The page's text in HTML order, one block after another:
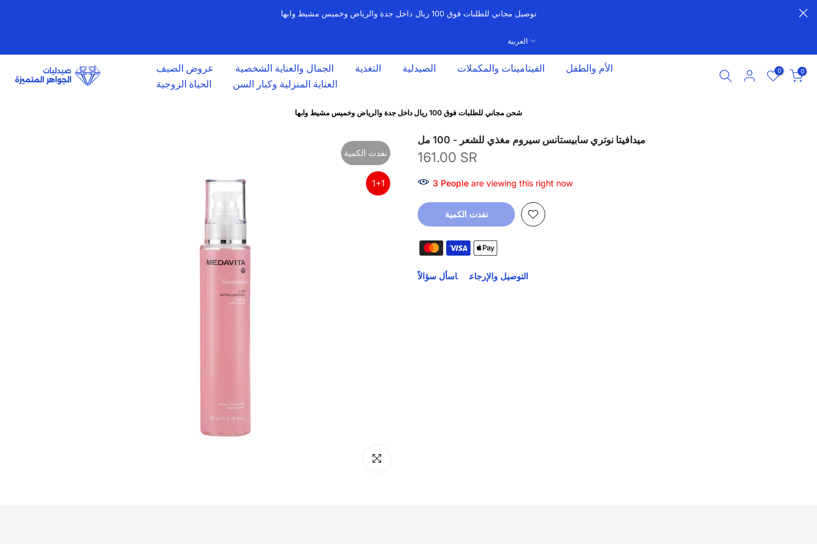
توصيل مجاني للطلبات فوق 100 ريال داخل جدة والرياض وخميس مشيط وابها
العربية
عروض الصيف الجمال والعناية الشخصية التغذية الصيدلية الفيتامينات والمكملات
الأم والطفل
الحياة الزوجية
العناية المنزلية وكبار السن
0 0
شحن مجاني للطلبات فوق 100 ريال داخل جدة والرياض وخميس مشيط وابها
نفدت الكمية
1+1
انقر للتكبير
ميدافيتا نوتري سابيستانس سيروم مغذي للشعر - 100 مل
161.00 SR
3 People are viewing this right now
نفدت الكمية
التوصيل والإرجاع اسأل سؤالاً